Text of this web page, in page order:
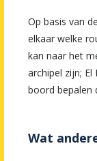
Op basis van
elkaar welke
kan naar het
archipel zijn;
boord bepalen
Wat